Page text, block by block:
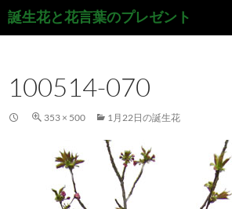
へ
ス
プ
誕生花と花言葉のプレゼント
検
索
100514-070
353 × 500 1月22日の誕生花